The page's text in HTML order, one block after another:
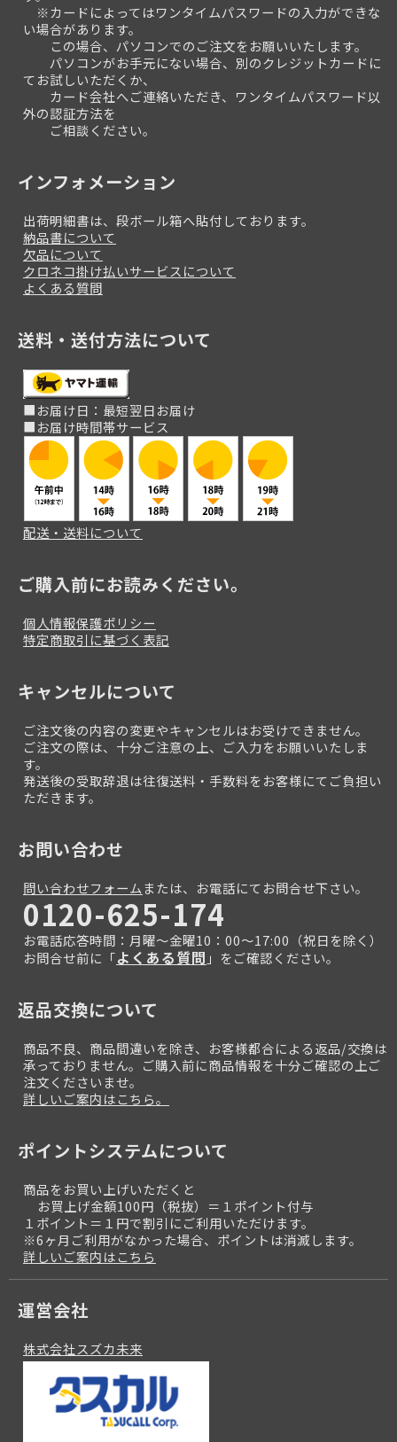
※カードによってはワンタイムパスワードの入力ができな
い場合があります。
この場合、パソコンでのご注文をお願いいたします。
パソコンがお手元にない場合、別のクレジットカードに
てお試しいただくか、
カード会社へご連絡いただき、ワンタイムパスワード以
外の認証方法を
ご相談ください。
インフォメーション
出荷明細書は、段ボール箱へ貼付しております。
納品書について
欠品について
クロネコ掛け払いサービスについて
よくある質問
送料・送付方法について
■お届け日：最短翌日お届け
■お届け時間帯サービス
配送・送料について
ご購入前にお読みください。
個人情報保護ポリシー
特定商取引に基づく表記
キャンセルについて
ご注文後の内容の変更やキャンセルはお受けできません。
ご注文の際は、十分ご注意の上、ご入力をお願いいたしま
す。
発送後の受取辞退は往復送料・手数料をお客様にてご負担い
ただきます。
お問い合わせ
問い合わせフォームまたは、お電話にてお問合せ下さい。
0120-625-174
お電話応答時間：月曜～金曜10：00～17:00（祝日を除く）
お問合せ前に「よくある質問 」をご確認ください。
返品交換について
商品不良、商品間違いを除き、お客様都合による返品/交換は
承っておりません。ご購入前に商品情報を十分ご確認の上ご
注文くださいませ。
詳しいご案内はこちら。
ポイントシステムについて
商品をお買い上げいただくと
お買上げ金額100円（税抜）＝１ポイント付与
１ポイント＝１円で割引にご利用いただけます。
※6ヶ月ご利用がなかった場合、ポイントは消滅します。
詳しいご案内はこちら
運営会社
株式会社スズカ未来